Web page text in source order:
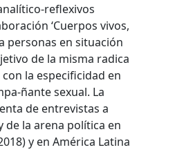
reflexivos
‘Cuerpos vivos,
personas en situación
de la misma radica
la especificidad en
ñante sexual. La
de entrevistas a
de la arena política en
y en América Latina